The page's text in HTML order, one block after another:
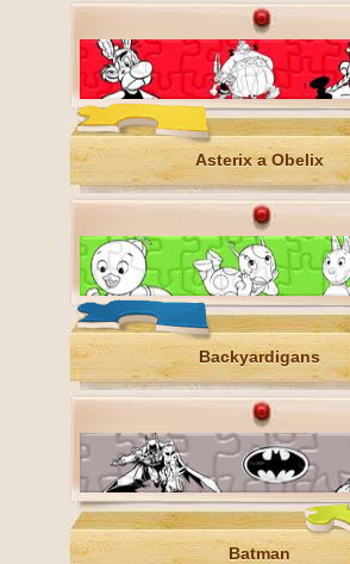
Asterix a Obelix
Backyardigans
Batman